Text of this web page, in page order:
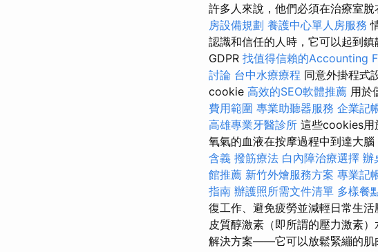
許多人來說，他們必須在治療室脫
房設備規劃 養護中心單人房服務
認識和信任的人時，它可以起到
GDPR 找值得信賴的Accounting
討論 台中水療療程 同意外掛程式
cookie 高效的SEO軟體推薦 用於
費用範圍 專業助聽器服務 企業記
高雄專業牙醫診所 這些cookies用
氧氣的血液在按摩過程中到達大
含義 撥筋療法 白內障治療選擇 辦
館推薦 新竹外燴服務方案 專業記
指南 辦護照所需文件清單 多樣餐
復工作、避免疲勞並減輕日常生活
皮質醇激素（即所謂的壓力激素
解決方案——它可以放鬆緊繃的肌